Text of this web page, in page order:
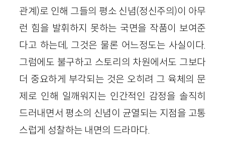
관계)로 인해 그들의 평소 신념(정신주의)이 아무
런 힘을 발휘하지 못하는 국면을 작품이 보여준
다고 하는데, 그것은 물론 어느정도는 사실이다.
그럼에도 불구하고 스토리의 차원에서도 그보다
더 중요하게 부각되는 것은 오히려 그 육체의 문
제로 인해 일깨워지는 인간적인 감정을 솔직히
드러내면서 평소의 신념이 균열되는 지점을 고통
스럽게 성찰하는 내면의 드라마다.